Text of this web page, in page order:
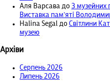
Аля Варсава до З музейних
Виставка пам’яті
Halina Segal до Світлини
музею
Архіви
Серпень 2026
Липень 2026